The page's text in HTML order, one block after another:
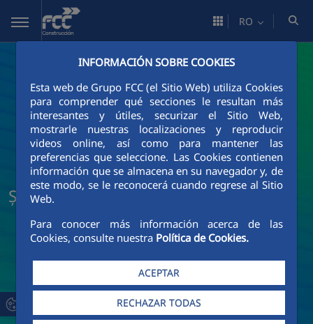
Skip to Main Content
INFORMACIÓN SOBRE COOKIES
Esta web de Grupo FCC (el Sitio Web) utiliza Cookies
para comprender qué secciones le resultan más
interesantes y útiles, securizar el Sitio Web,
mostrarle nuestras localizaciones y reproducir
videos online, así como para mantener las
preferencias que seleccione. Las Cookies contienen
información que se almacena en su navegador y, de
este modo, se le reconocerá cuando regrese al Sitio
Web.
Para conocer más información acerca de las
Cookies, consulte nuestra Política de Cookies.
ACEPTAR
RECHAZAR TODAS
RO
Știri și actualități FCC Construcción